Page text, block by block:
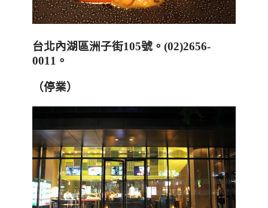
台北內湖區洲子街105號。 (02)2656-
0011 。
（停業）